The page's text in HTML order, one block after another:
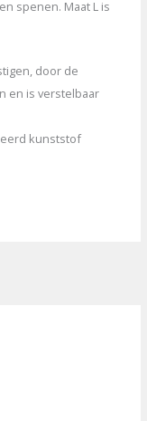
spenen. Maat L is
door de
en is verstelbaar
kunststof